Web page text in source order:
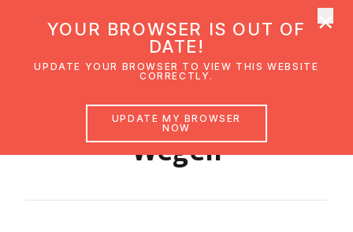
Vertrautden neuen
Wegen
YOUR BROWSER IS OUT OF
DATE!
UPDATE YOUR BROWSER TO VIEW THIS WEBSITE
CORRECTLY.
UPDATE MY BROWSER
NOW
×